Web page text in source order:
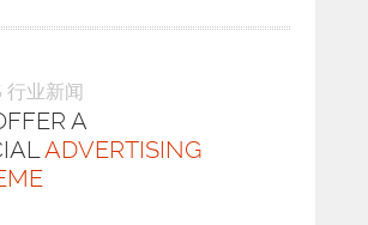
行业新闻
A
ADVERTISING